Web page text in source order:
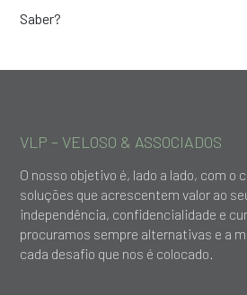
VLP – VELOSO & ASSOCIADOS
O nosso objetivo é, lado a lado, com o
soluções que acrescentem valor ao
independência, confidencialidade e
procuramos sempre alternativas e a
cada desafio que nos é colocado.